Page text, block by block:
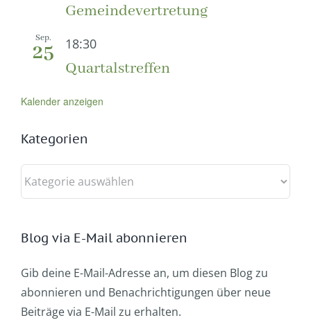
Gemeindevertretung
Sep.
25 18:30
Quartalstreffen
Kalender anzeigen
Kategorien
Kategorien
Blog via E-Mail abonnieren
Gib deine E-Mail-Adresse an, um diesen Blog zu
abonnieren und Benachrichtigungen über neue
Beiträge via E-Mail zu erhalten.